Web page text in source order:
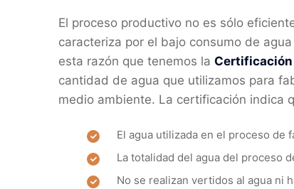
El proceso productivo no es sólo
caracteriza por el bajo consumo de
esta razón que tenemos la Certificación
cantidad de agua que utilizamos para
medio ambiente. La certificación indica
El agua utilizada en el proceso de
La totalidad del agua del proceso
No se realizan vertidos al agua ni